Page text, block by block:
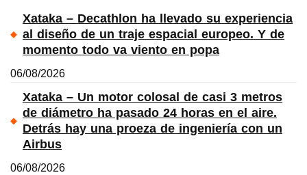
Xataka – Decathlon ha llevado su experiencia
al diseño de un traje espacial europeo. Y de
momento todo va viento en popa
06/08/2026
Xataka – Un motor colosal de casi 3 metros
de diámetro ha pasado 24 horas en el aire.
Detrás hay una proeza de ingeniería con un
Airbus
06/08/2026